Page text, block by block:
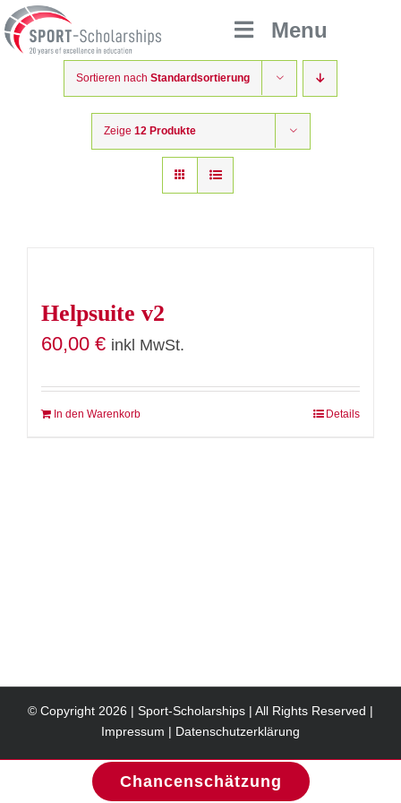
Zum
Inhalt
Menu
Chancenschätzung
Sortieren nach Standardsortierung
Zeige 12 Produkte
Helpsuite v2
60,00 € inkl MwSt.
In den Warenkorb Details
© Copyright 2026 | Sport-Scholarships | All Rights Reserved |
Impressum | Datenschutzerklärung